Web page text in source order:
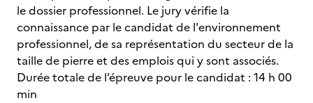
le dossier professionnel. Le jury vérifie la
connaissance par le candidat de l'environnement
professionnel, de sa représentation du secteur de la
taille de pierre et des emplois qui y sont associés.
Durée totale de l’épreuve pour le candidat : 14 h 00
min